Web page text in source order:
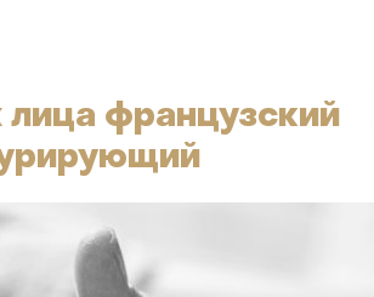
французский